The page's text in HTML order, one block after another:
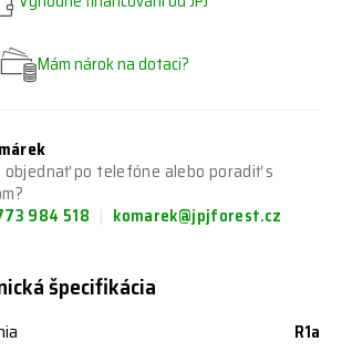
Mám nárok na dotaci?
objednať po telefóne alebo poradiť s
984 518
komarek@jpjforest.cz
špecifikácia
R1a